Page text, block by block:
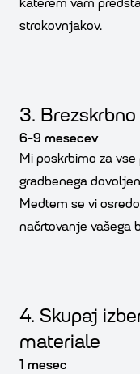
katerem vam
strokovnjakov.
3.
6-9 mesecev
Mi poskrbimo za
gradbenega
Medtem se vi
načrtovanje vašega
4. Skupaj
materiale
1 mesec